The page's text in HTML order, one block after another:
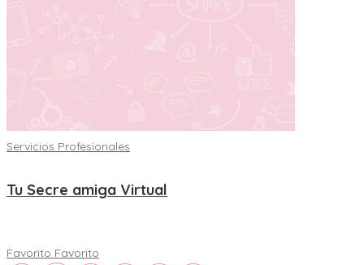
Servicios Profesionales
Tu Secre amiga Virtual
Favorito Favorito